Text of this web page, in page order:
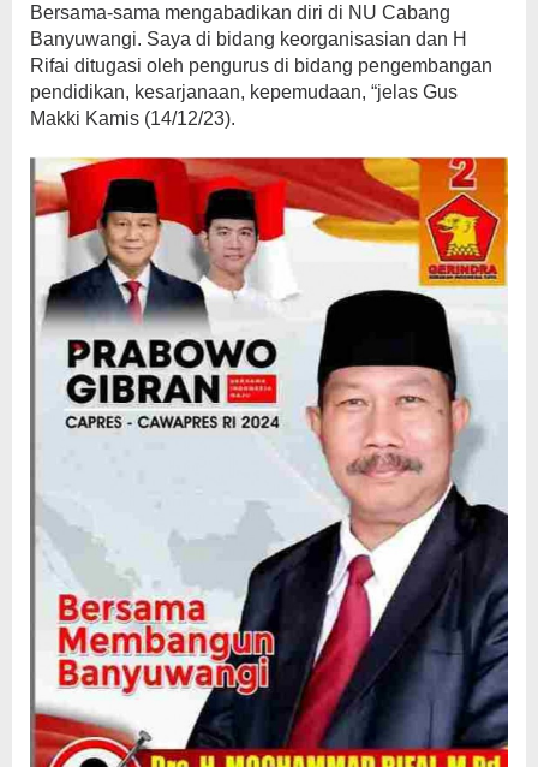
Bersama-sama mengabadikan diri di NU Cabang
Banyuwangi. Saya di bidang keorganisasian dan H
Rifai ditugasi oleh pengurus di bidang pengembangan
pendidikan, kesarjanaan, kepemudaan, “jelas Gus
Makki Kamis (14/12/23).